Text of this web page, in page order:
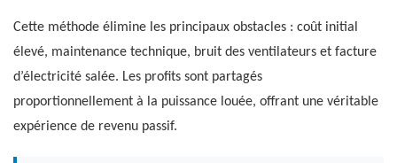
Cette méthode élimine les principaux obstacles : coût initial
élevé, maintenance technique, bruit des ventilateurs et facture
d’électricité salée. Les profits sont partagés
proportionnellement à la puissance louée, offrant une véritable
expérience de revenu passif.